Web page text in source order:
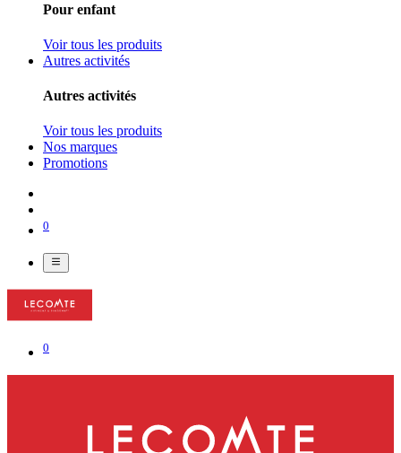
Pour enfant
Voir tous les produits
Autres activités
Autres activités
Voir tous les produits
Nos marques
Promotions
0
0